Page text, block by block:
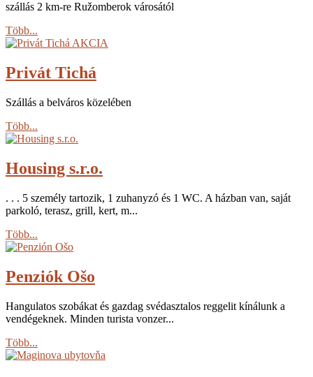
szállás 2 km-re Ružomberok városától
Több...
Privát Tichá
Szállás a belváros közelében
Több...
Housing s.r.o.
. . . 5 személy tartozik, 1 zuhanyzó és 1 WC. A házban van, saját
parkoló, terasz, grill, kert, m...
Több...
Penziók Ošo
Hangulatos szobákat és gazdag svédasztalos reggelit kínálunk a
vendégeknek. Minden turista vonzer...
Több...